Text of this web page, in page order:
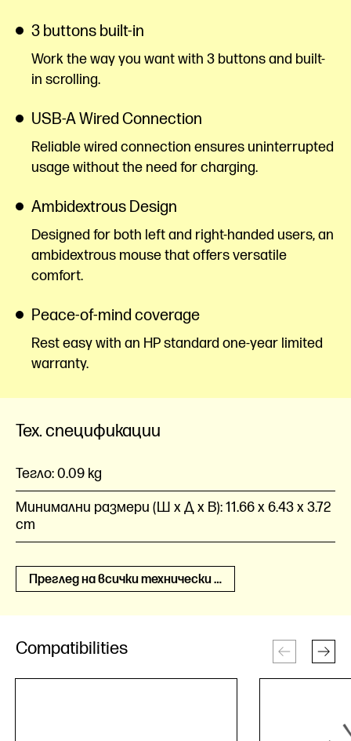
3 buttons built-in
Work the way you want with 3 buttons and built-
in scrolling.
USB-A Wired Connection
Reliable wired connection ensures uninterrupted
usage without the need for charging.
Ambidextrous Design
Designed for both left and right-handed users, an
ambidextrous mouse that offers versatile
comfort.
Peace-of-mind coverage
Rest easy with an HP standard one-year limited
warranty.
Тех. спецификации
Тегло:0.09 kg
Минимални размери (Ш x Д x В):11.66 x 6.43 x 3.72
cm
Преглед на всички технически спецификации
Compatibilities